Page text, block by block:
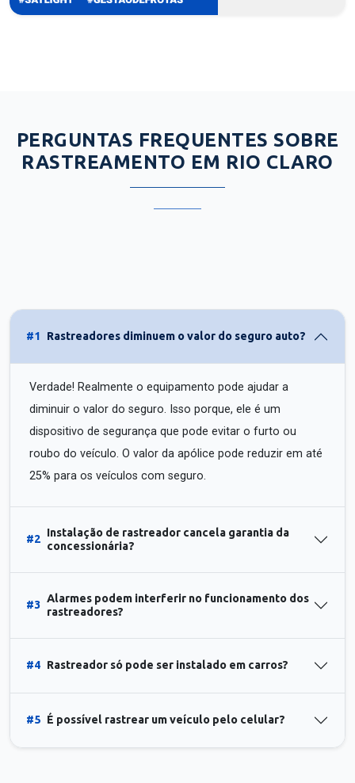
PERGUNTAS FREQUENTES SOBRE
RASTREAMENTO EM RIO CLARO
#1 Rastreadores diminuem o valor do seguro auto?
Verdade! Realmente o equipamento pode ajudar a
diminuir o valor do seguro. Isso porque, ele é um
dispositivo de segurança que pode evitar o furto ou
roubo do veículo. O valor da apólice pode reduzir em até
25% para os veículos com seguro.
#2
Instalação de rastreador cancela garantia da
concessionária?
#3
Alarmes podem interferir no funcionamento dos
rastreadores?
#4 Rastreador só pode ser instalado em carros?
#5 É possível rastrear um veículo pelo celular?